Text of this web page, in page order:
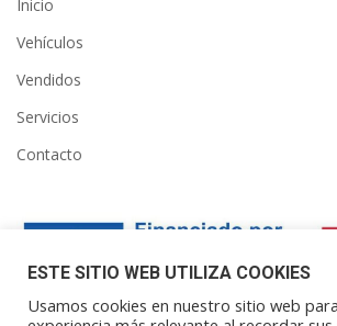
Inicio
Vehículos
Vendidos
Servicios
Contacto
ESTE SITIO WEB UTILIZA COOKIES
Usamos cookies en nuestro sitio web